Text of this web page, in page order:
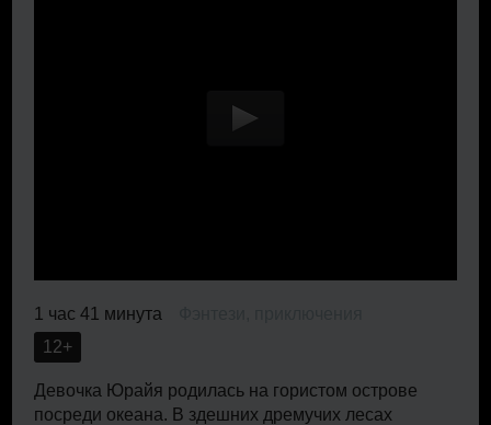
1 час 41 минута
12+
Девочка Юрайя родилась на гористом острове
посреди океана. В здешних дремучих лесах